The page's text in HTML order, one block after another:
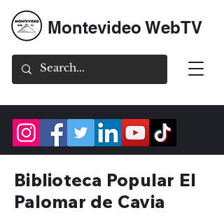
Montevideo WebTV
Biblioteca Popular El
Palomar de Cavia